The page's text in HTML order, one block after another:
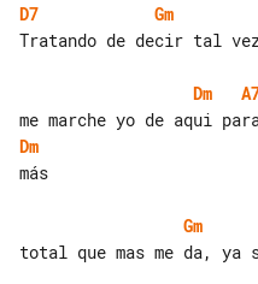
D7 Gm
Tratando de decir tal
Dm
Dm
más
Gm
total que mas me da, ya